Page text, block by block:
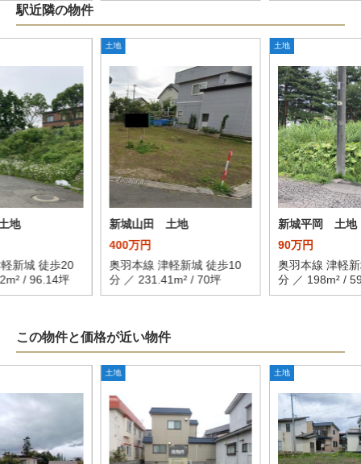
駅近隣の物件
地
新城 徒歩20
/ 96.14坪
土地
新城山田 土地
400万円
奥羽本線 津軽新城 徒歩10
分 ／ 231.41m² / 70坪
土地
新城平岡 土地
90万円
奥羽本線 津軽
分 ／ 198m² /
この物件と価格が近い物件
土地 土地